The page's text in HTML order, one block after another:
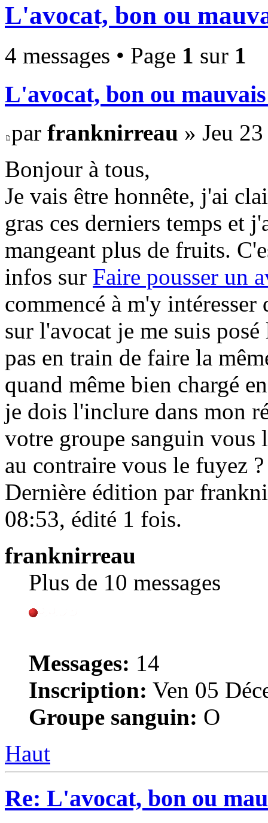
L'avocat, bon ou
4 messages • Page 1 sur 1
L'avocat, bon ou
par franknirreau » Jeu
Bonjour à tous,
Je vais être honnête, j'ai
gras ces derniers temps et
mangeant plus de fruits.
infos sur Faire pousser un
commencé à m'y
sur l'avocat je me suis
pas en train de faire la
quand même bien chargé
je dois l'inclure dans mon
votre groupe sanguin vous
au contraire vous le fuyez ?
Dernière édition par
08:53, édité 1 fois.
franknirreau
Plus de 10 messages
Messages: 14
Inscription: Ven 05
Groupe sanguin: O
Haut
Re: L'avocat, bon ou